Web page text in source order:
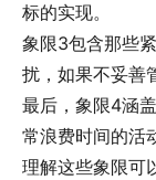
标的实现。
象限3包含那些
扰，如果不妥善
最后，象限4涵
常浪费时间的活
理解这些象限可